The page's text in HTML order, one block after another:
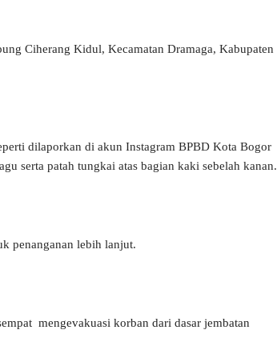
Ciherang Kidul, Kecamatan Dramaga, Kabupaten
dilaporkan di akun Instagram BPBD Kota Bogor
serta patah tungkai atas bagian kaki sebelah kanan.
penanganan lebih lanjut.
mengevakuasi korban dari dasar jembatan